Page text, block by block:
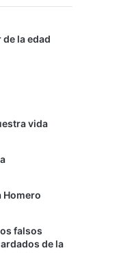
de la edad
vida
Homero
falsos
de la